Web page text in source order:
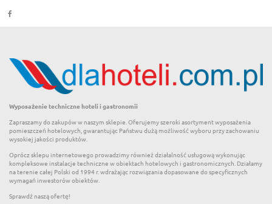
Wyposażenie techniczne hoteli i gastronomii
Zapraszamy do zakupów w naszym sklepie. Oferujemy szeroki asortyment wyposażenia
pomieszczeń hotelowych, gwarantując Państwu dużą możliwość wyboru przy zachowaniu
wysokiej jakości produktów.
Oprócz sklepu internetowego prowadzimy również działalność usługową wykonując
kompleksowe instalacje techniczne w obiektach hotelowych i gastronomicznych. Działamy
na terenie całej Polski od 1994 r. wdrażając rozwiązania dopasowane do specyficznych
wymagań inwestorów obiektów.
Sprawdź naszą ofertę!